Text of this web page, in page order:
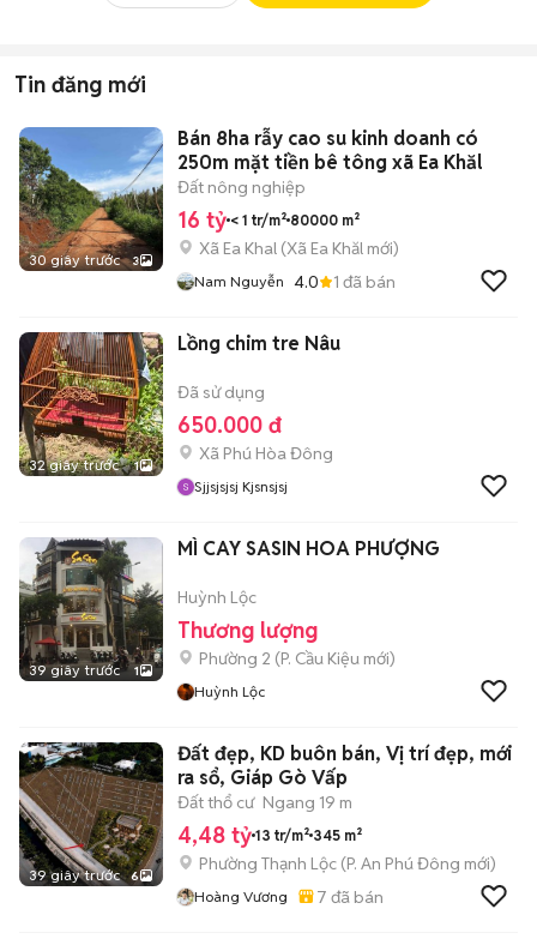
Tin đăng mới
30 giây trước 3
Bán 8ha rẫy cao su kinh doanh có
250m mặt tiền bê tông xã Ea Khăl
Đất nông nghiệp
16 tỷ < 1 tr/m² 80000 m²
Xã Ea Khal (Xã Ea Khăl mới)
Nam Nguyễn 4.0 1 đã bán
32 giây trước 1
Lồng chim tre Nâu
Đã sử dụng
650.000 đ
Xã Phú Hòa Đông
Sjjsjsjsj Kjsnsjsj
39 giây trước 1
MÌ CAY SASIN HOA PHƯỢNG
Huỳnh Lộc
Thương lượng
Phường 2 (P. Cầu Kiệu mới)
Huỳnh Lộc
39 giây trước 6
Đất đẹp, KD buôn bán, Vị trí đẹp, mới
ra sổ, Giáp Gò Vấp
Đất thổ cư Ngang 19 m
4,48 tỷ 13 tr/m² 345 m²
Phường Thạnh Lộc (P. An Phú Đông mới)
Hoàng Vương 7 đã bán